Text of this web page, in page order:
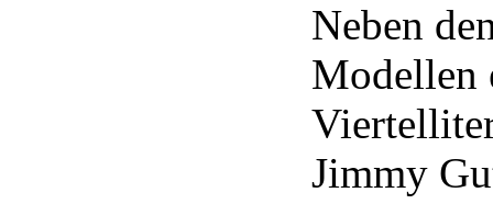
Neben
Modellen
Jimmy